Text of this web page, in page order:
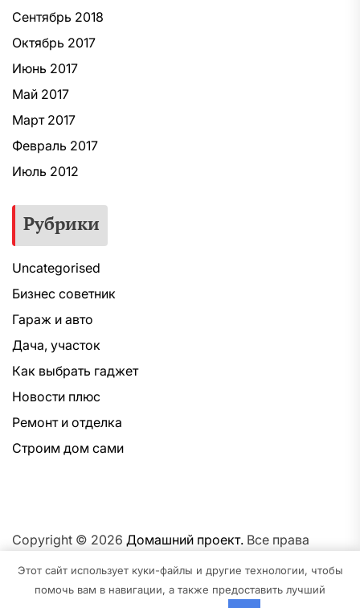
Сентябрь 2018
Октябрь 2017
Июнь 2017
Май 2017
Март 2017
Февраль 2017
Июль 2012
Рубрики
Uncategorised
Бизнес советник
Гараж и авто
Дача, участок
Как выбрать гаджет
Новости плюс
Ремонт и отделка
Строим дом сами
Copyright © 2026 Домашний проект. Все права
платформеWordPress.
Этот сайт использует куки-файлы и другие технологии, чтобы
помочь вам в навигации, а также предоставить лучший